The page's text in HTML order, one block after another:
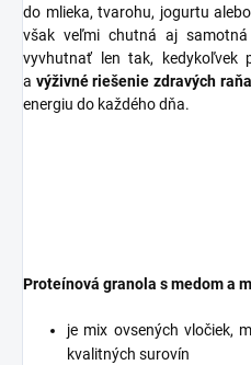
do mlieka, tvarohu, jogurtu
však veľmi chutná aj
vyvhutnať len tak, kedykoľvek
a výživné riešenie zdravých
energiu do každého dňa.
Proteínová granola s medom a
je mix ovsených vločiek,
kvalitných surovín